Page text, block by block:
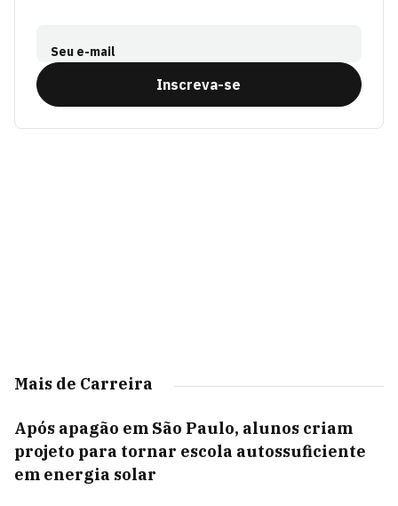
Seu e-mail
Inscreva-se
Mais de Carreira
Após apagão em São Paulo, alunos criam
projeto para tornar escola autossuficiente
em energia solar